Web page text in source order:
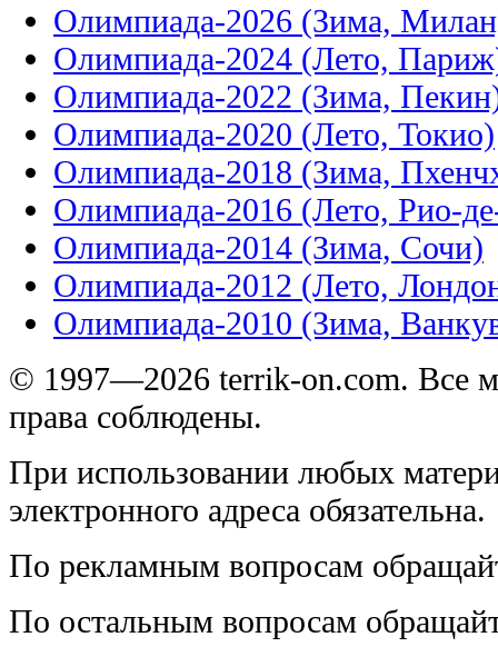
Олимпиада-2026 (Зима,
Олимпиада-2024 (Лето,
Олимпиада-2022 (Зима,
Олимпиада-2020 (Лето, Токио)
Олимпиада-2018 (Зима,
Олимпиада-2016 (Лето, Рио-
Олимпиада-2014 (Зима, Сочи)
Олимпиада-2012 (Лето,
Олимпиада-2010 (Зима,
© 1997—2026 terrik-on.com. Все
права соблюдены.
При использовании любых
электронного адреса обязательна.
По рекламным вопросам
По остальным вопросам